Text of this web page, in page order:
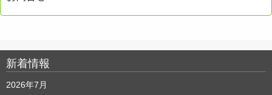
新着情報
2026年7月